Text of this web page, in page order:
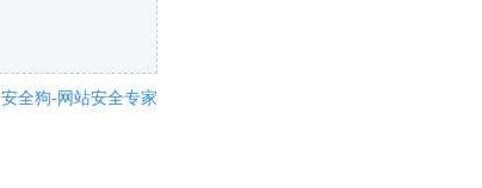
安全狗-网站安全专家